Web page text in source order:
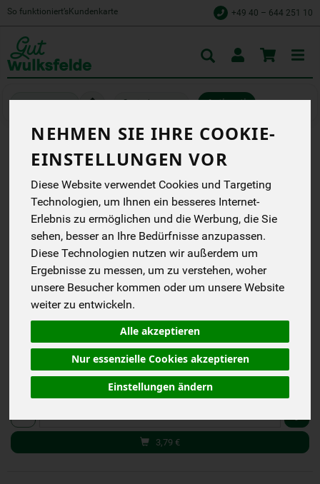
NEHMEN SIE IHRE COOKIE-
EINSTELLUNGEN VOR
Diese Website verwendet Cookies und Targeting
Technologien, um Ihnen ein besseres Internet-
Erlebnis zu ermöglichen und die Werbung, die Sie
sehen, besser an Ihre Bedürfnisse anzupassen.
Diese Technologien nutzen wir außerdem um
Ergebnisse zu messen, um zu verstehen, woher
unsere Besucher kommen oder um unsere Website
weiter zu entwickeln.
Alle akzeptieren
Nur essenzielle Cookies akzeptieren
Einstellungen ändern
So funktioniert’s Kundenkarte +49 40 – 644 251 10
Speisekammer Antipasti
FETA CREME PEPERONI
UND KNOBLAUCH 125 G
Knobl.+Peperoncini 125 g
aus Schaf- und
Ziegenmilch
EG
Handelsklasse--
3,79 € / 125 g
(30,32 € / kg)
inkl. 7% MwSt.
125 g
3,79 €
Toggle
cart